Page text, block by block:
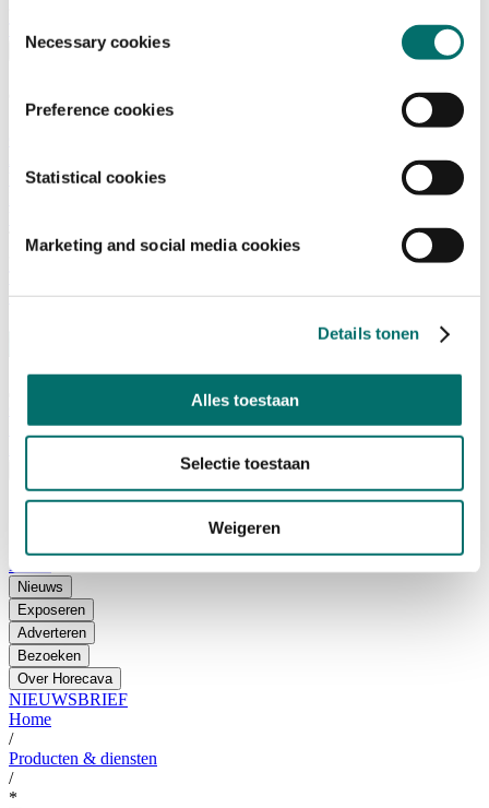
Necessary cookies
Preference cookies
Statistical cookies
Marketing and social media cookies
Details tonen
Alles toestaan
Selectie toestaan
Weigeren
Over Horecava
Waarom Horecava
Ticket kopen voor Horecava
NIEUWSBRIEF
Perskamer
English
Home
Nieuws
Exposeren
Adverteren
Bezoeken
Over Horecava
NIEUWSBRIEF
Home
/
Producten & diensten
/
*